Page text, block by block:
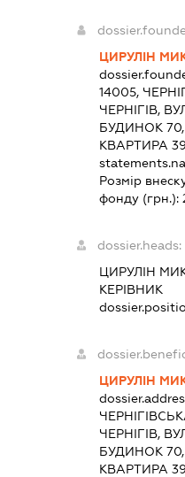
ЦИРУЛІН
14005,
ЧЕРНІГІВ,
БУДИНОК
КВАРТИРА 39
Розмір
фонду (грн.):
dossier.heads:
ЦИРУЛІН
КЕРІВНИК
ЦИРУЛІН
ЧЕРНІГІВ,
БУДИНОК
КВАРТИРА 39